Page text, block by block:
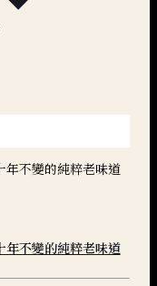
年不變的純粹老味道
年不變的純粹老味道